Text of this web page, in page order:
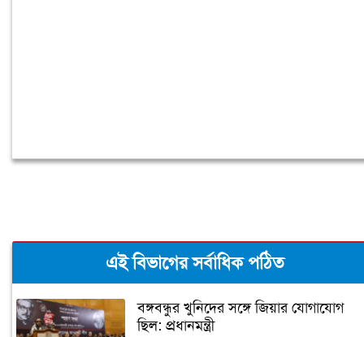
এই বিভাগের সর্বাধিক পঠিত
বঙ্গবন্ধুর খুনিদের সঙ্গে জিয়ার যোগাযোগ
ছিল: প্রধানমন্ত্রী